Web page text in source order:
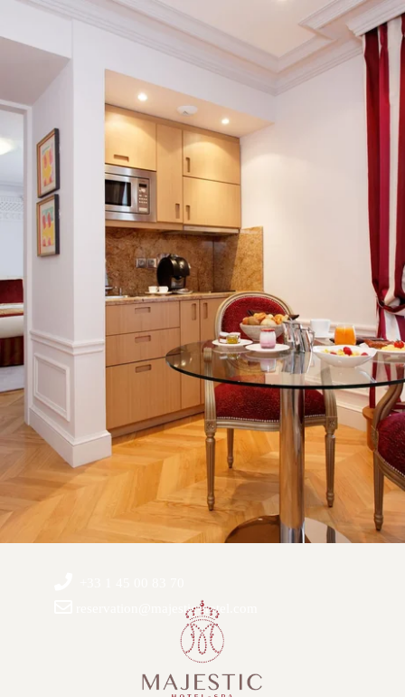
reservation@majestic-hotel.com